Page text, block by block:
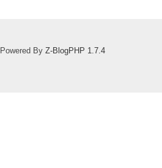
Powered By Z-BlogPHP 1.7.4